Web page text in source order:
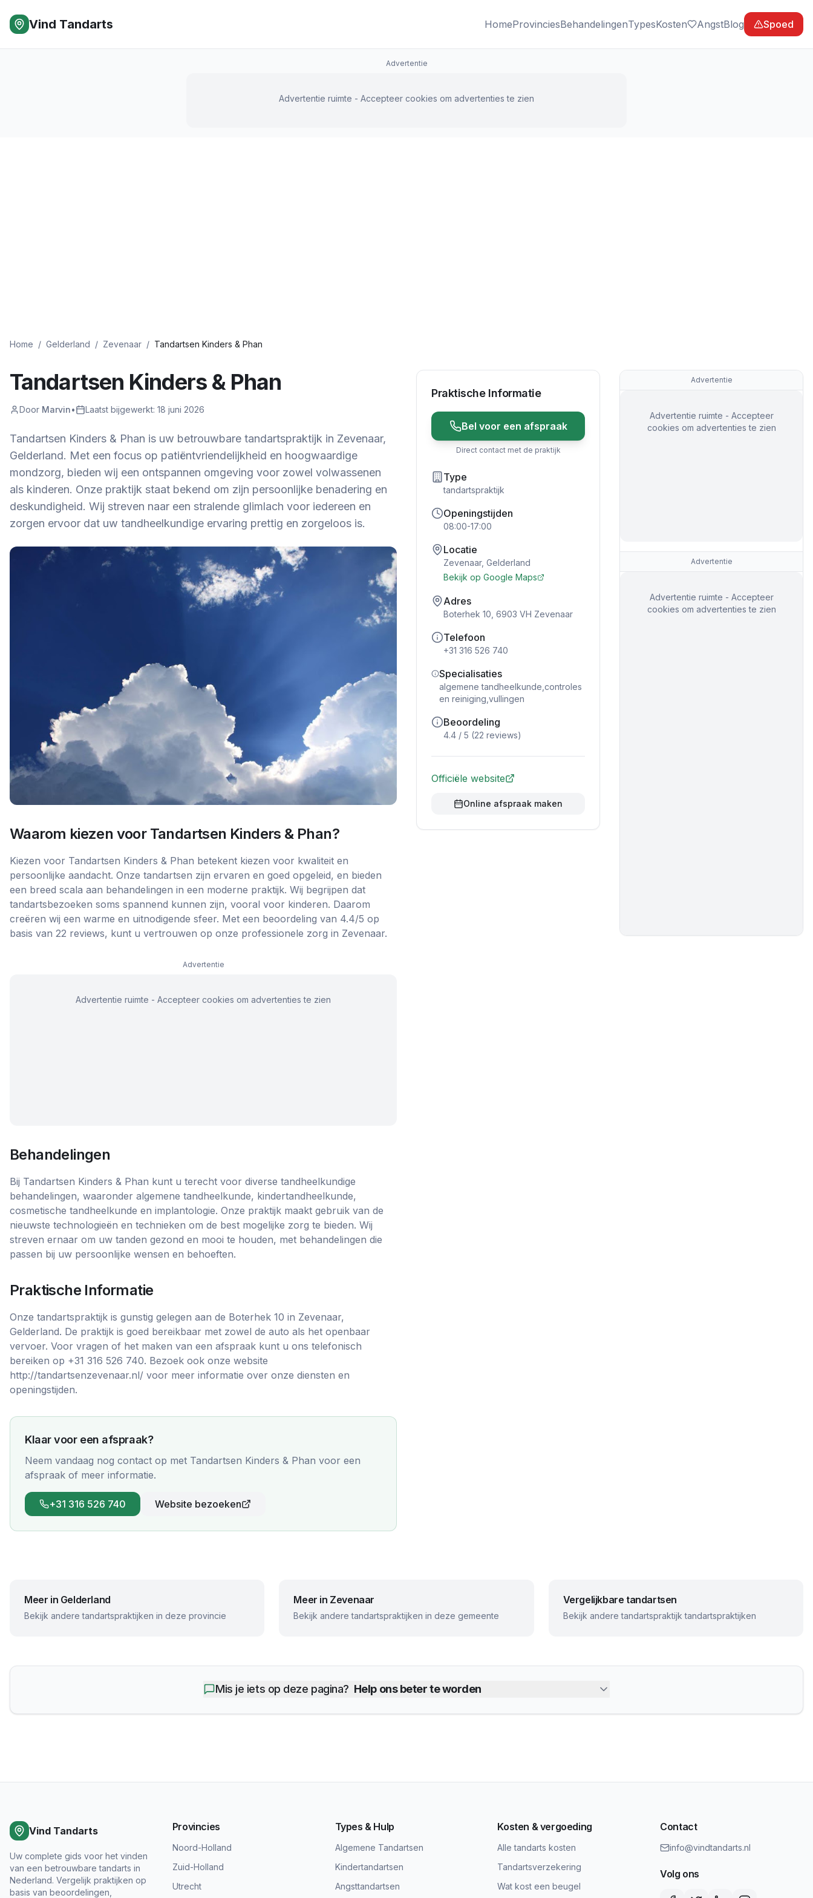
Vind Tandarts HomeProvinciesBehandelingenTypesKosten AngstBlog Spoed
Advertentie
Advertentie ruimte - Accepteer cookies om advertenties te zien
Home / Gelderland / Zevenaar / Tandartsen Kinders & Phan
Tandartsen Kinders & Phan
Door Marvin• Laatst bijgewerkt: 18 juni 2026
Tandartsen Kinders & Phan is uw betrouwbare tandartspraktijk in Zevenaar,
Gelderland. Met een focus op patiëntvriendelijkheid en hoogwaardige
mondzorg, bieden wij een ontspannen omgeving voor zowel volwassenen
als kinderen. Onze praktijk staat bekend om zijn persoonlijke benadering en
deskundigheid. Wij streven naar een stralende glimlach voor iedereen en
zorgen ervoor dat uw tandheelkundige ervaring prettig en zorgeloos is.
Waarom kiezen voor Tandartsen Kinders & Phan?
Kiezen voor Tandartsen Kinders & Phan betekent kiezen voor kwaliteit en
persoonlijke aandacht. Onze tandartsen zijn ervaren en goed opgeleid, en bieden
een breed scala aan behandelingen in een moderne praktijk. Wij begrijpen dat
tandartsbezoeken soms spannend kunnen zijn, vooral voor kinderen. Daarom
creëren wij een warme en uitnodigende sfeer. Met een beoordeling van 4.4/5 op
basis van 22 reviews, kunt u vertrouwen op onze professionele zorg in Zevenaar.
Advertentie
Advertentie ruimte - Accepteer cookies om advertenties te zien
Behandelingen
Bij Tandartsen Kinders & Phan kunt u terecht voor diverse tandheelkundige
behandelingen, waaronder algemene tandheelkunde, kindertandheelkunde,
cosmetische tandheelkunde en implantologie. Onze praktijk maakt gebruik van de
nieuwste technologieën en technieken om de best mogelijke zorg te bieden. Wij
streven ernaar om uw tanden gezond en mooi te houden, met behandelingen die
passen bij uw persoonlijke wensen en behoeften.
Praktische Informatie
Onze tandartspraktijk is gunstig gelegen aan de Boterhek 10 in Zevenaar,
Gelderland. De praktijk is goed bereikbaar met zowel de auto als het openbaar
vervoer. Voor vragen of het maken van een afspraak kunt u ons telefonisch
bereiken op +31 316 526 740. Bezoek ook onze website
http://tandartsenzevenaar.nl/ voor meer informatie over onze diensten en
openingstijden.
Klaar voor een afspraak?
Neem vandaag nog contact op met Tandartsen Kinders & Phan voor een
afspraak of meer informatie.
+31 316 526 740 Website bezoeken
Praktische Informatie
Bel voor een afspraak
Direct contact met de praktijk
Type
tandartspraktijk
Openingstijden
08:00-17:00
Locatie
Zevenaar, Gelderland
Bekijk op Google Maps
Adres
Boterhek 10, 6903 VH Zevenaar
Telefoon
+31 316 526 740
Specialisaties
algemene tandheelkunde,controles
en reiniging,vullingen
Beoordeling
4.4 / 5 (22 reviews)
Officiële website
Online afspraak maken
Advertentie
Advertentie ruimte - Accepteer
cookies om advertenties te zien
Advertentie
Advertentie ruimte - Accepteer
cookies om advertenties te zien
Meer in Gelderland
Bekijk andere tandartspraktijken in deze provincie
Meer in Zevenaar
Bekijk andere tandartspraktijken in deze gemeente
Vergelijkbare tandartsen
Bekijk anderetandartspraktijk tandartspraktijken
Mis je iets op deze pagina? Help ons beter te worden
Vind Tandarts
Uw complete gids voor het vinden
van een betrouwbare tandarts in
Nederland. Vergelijk praktijken op
basis van beoordelingen,
Provincies
Noord-Holland
Zuid-Holland
Utrecht
Types & Hulp
Algemene Tandartsen
Kindertandartsen
Angsttandartsen
Kosten & vergoeding
Alle tandarts kosten
Tandartsverzekering
Wat kost een beugel
Contact
info@vindtandarts.nl
Volg ons